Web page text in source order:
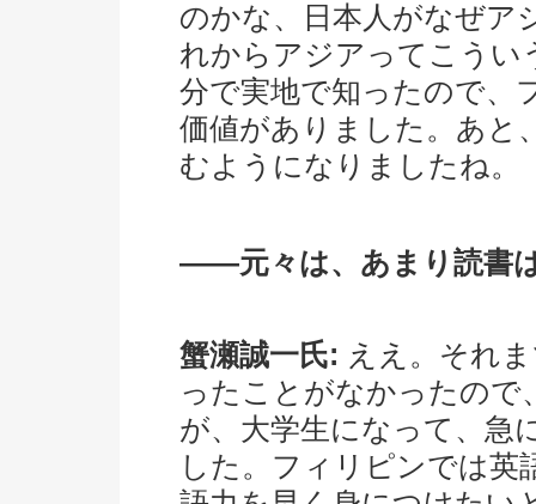
のかな、日本人がなぜア
れからアジアってこうい
分で実地で知ったので、
価値がありました。あと
むようになりましたね。
――元々は、あまり読書
蟹瀬誠一氏: ええ。それ
ったことがなかったの
が、大学生になって、急
した。フィリピンでは英